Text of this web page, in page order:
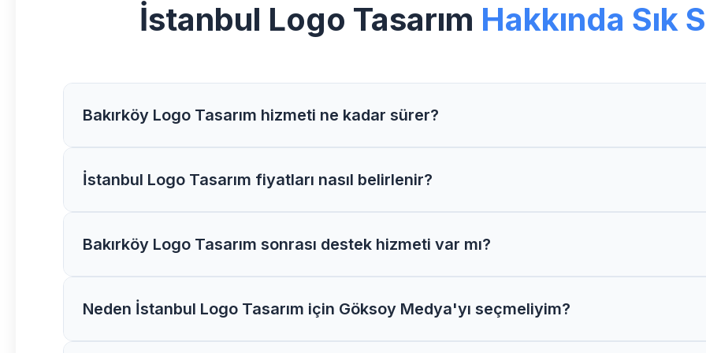
İstanbul Logo Tasarım Hakkında Sık
Bakırköy Logo Tasarım hizmeti ne kadar sürer?
Göksoy Medya olarak Bakırköy bölgesindeki Logo Tasarım projelerimizi genellikle 2-4 hafta
İstanbul Logo Tasarım fiyatları nasıl belirlenir?
İstanbul bölgesindeki Logo Tasarım fiyatlarımız proje kapsamı, özellikler ve ihtiyaçlarınıza göre
Bakırköy Logo Tasarım sonrası destek hizmeti var mı?
Evet, Bakırköy bölgesindeki tüm müşterilerimize Logo Tasarım sonrası 1 yıl ücretsiz teknik destek ve
Neden İstanbul Logo Tasarım için Göksoy Medya'yı seçmeliyim?